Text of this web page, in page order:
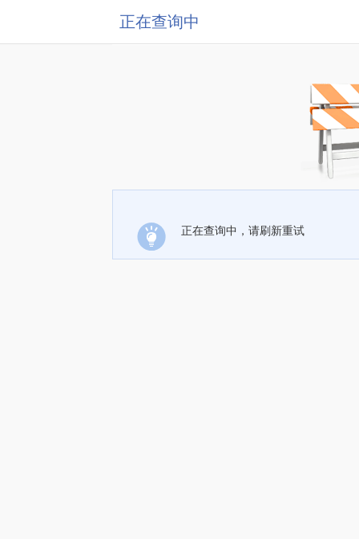
正在查询中
正在查询中，请刷新重试